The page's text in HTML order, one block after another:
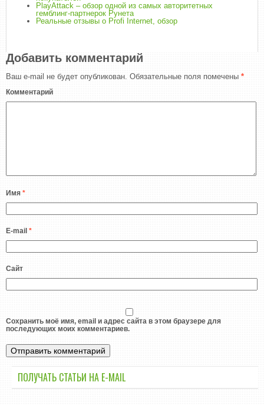
PlayAttack – обзор одной из самых авторитетных
гемблинг-партнерок Рунета
Реальные отзывы о Profi Internet, обзор
Добавить комментарий
Ваш e-mail не будет опубликован. Обязательные поля помечены *
Комментарий
Имя *
E-mail *
Сайт
Сохранить моё имя, email и адрес сайта в этом браузере для
последующих моих комментариев.
ПОЛУЧАТЬ СТАТЬИ НА E-MАIL